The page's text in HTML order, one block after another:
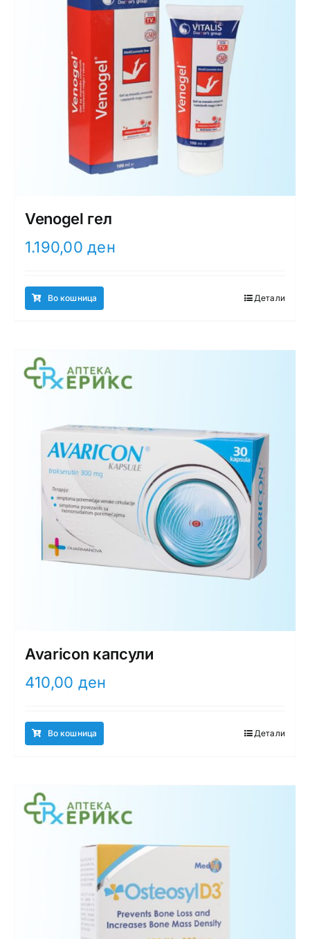
Venogel гел
1.190,00ден
Во кошница Детали
Avaricon капсули
410,00 ден
Во кошница Детали